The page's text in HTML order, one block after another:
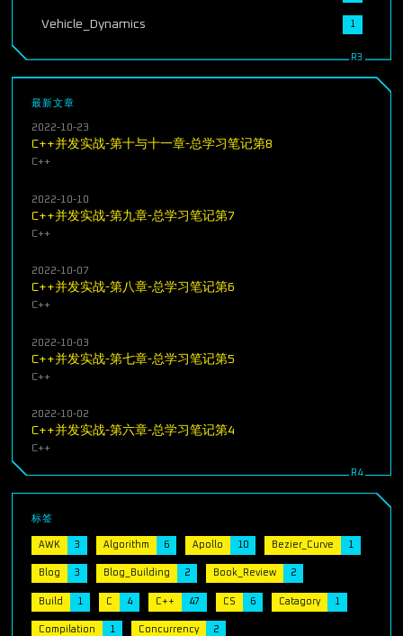
Vehicle_Dynamics
最新文章
2022-10-23
C++并发实战-第十与十一章-总学习笔记第8
C++
2022-10-10
C++并发实战-第九章-总学习笔记第7
C++
2022-10-07
C++并发实战-第八章-总学习笔记第6
C++
2022-10-03
C++并发实战-第七章-总学习笔记第5
C++
2022-10-02
C++并发实战-第六章-总学习笔记第4
C++
标签
AWK 3 Algorithm 6 Apollo Bezier_Curve
Blog 3 Blog_Building 2 Book_Review 2
Build 4 C++ 47 CS 6 Catagory
Compilation 1 Concurrency 2